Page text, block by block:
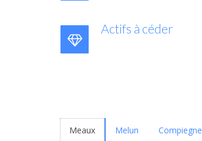
Actifs à céder
Meaux Melun Compiegne